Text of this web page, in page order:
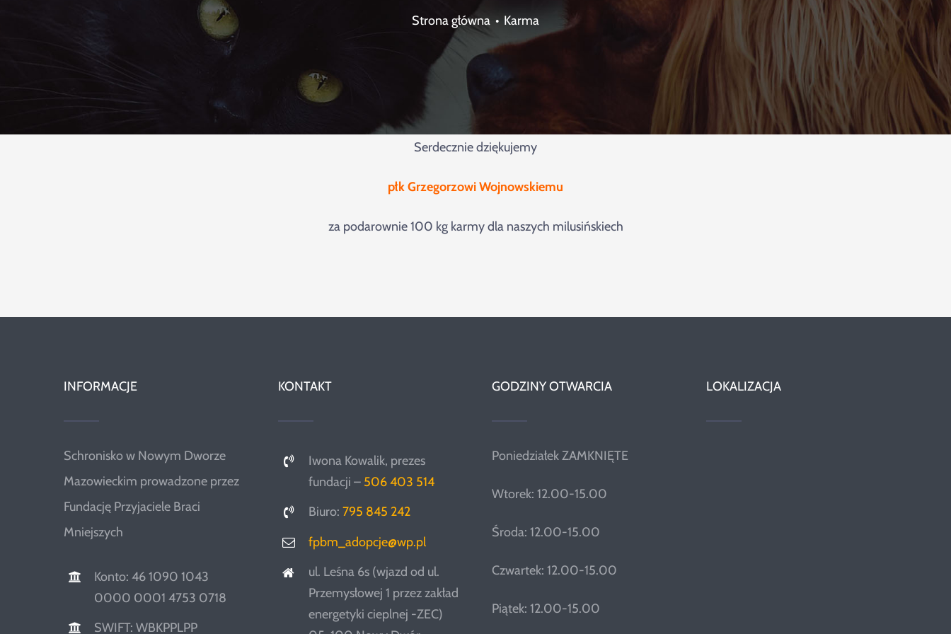
Strona główna Karma
Serdecznie dziękujemy
płk Grzegorzowi Wojnowskiemu
za podarownie 100 kg karmy dla naszych milusińskiech
INFORMACJE
Schronisko w Nowym Dworze
Mazowieckim prowadzone przez
Fundację Przyjaciele Braci
Mniejszych
Konto: 46 1090 1043
0000 0001 4753 0718
SWIFT: WBKPPLPP
KONTAKT
Iwona Kowalik, prezes
fundacji – 506 403 514
Biuro: 795 845 242
fpbm_adopcje@wp.pl
ul. Leśna 6s (wjazd od ul.
Przemysłowej 1 przez zakład
energetyki cieplnej -ZEC)
GODZINY OTWARCIA
Poniedziałek ZAMKNIĘTE
Wtorek: 12.00-15.00
Środa: 12.00-15.00
Czwartek: 12.00-15.00
Piątek: 12.00-15.00
LOKALIZACJA